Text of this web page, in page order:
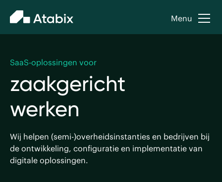
Menu
SaaS-oplossingen voor
zaakgericht
digitale
overheden
klantportalen
werken
formulieren
Wij helpen (semi-)overheidsinstanties en bedrijven bij
de ontwikkeling, configuratie en implementatie van
digitale oplossingen.